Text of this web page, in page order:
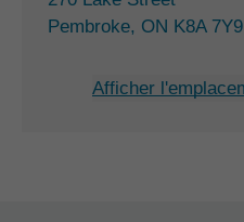
Pembroke, ON K8A 7Y9
Afficher